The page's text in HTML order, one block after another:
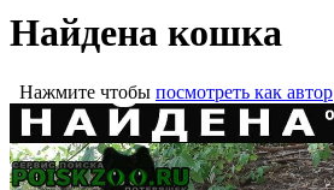
Найдена кошка
Нажмите чтобы посмотреть как автор